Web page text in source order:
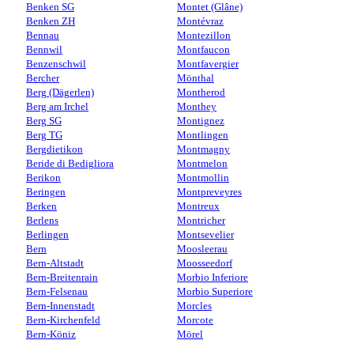
Benken SG
Benken ZH
Bennau
Bennwil
Benzenschwil
Bercher
Berg (Dägerlen)
Berg am Irchel
Berg SG
Berg TG
Bergdietikon
Beride di Bedigliora
Berikon
Beringen
Berken
Berlens
Berlingen
Bern
Bern-Altstadt
Bern-Breitenrain
Bern-Felsenau
Bern-Innenstadt
Bern-Kirchenfeld
Bern-Köniz
Montet (Glâne)
Montévraz
Montezillon
Montfaucon
Montfavergier
Mönthal
Montherod
Monthey
Montignez
Montlingen
Montmagny
Montmelon
Montmollin
Montpreveyres
Montreux
Montricher
Montsevelier
Moosleerau
Moosseedorf
Morbio Inferiore
Morbio Superiore
Morcles
Morcote
Mörel